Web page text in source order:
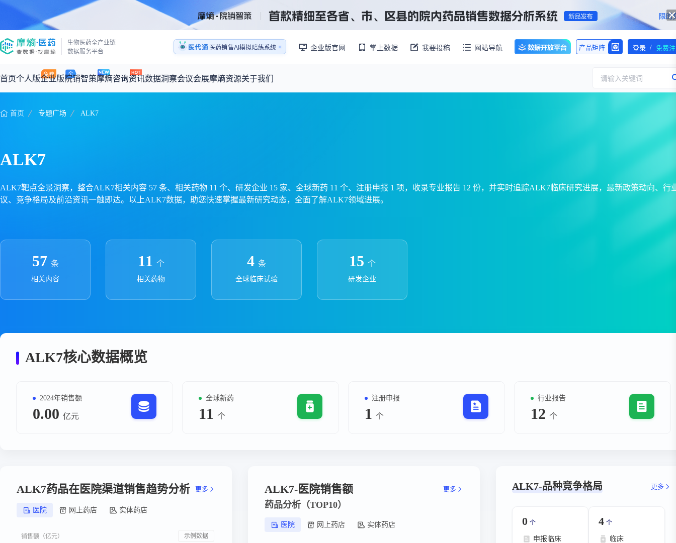
生物医药全产业链
数据服务平台
医代通
医药销售AI模拟陪练系统
1:1还原医生拜访场景
医药销售AI模拟陪练系统
企业版官网 掌上数据 我要投稿 网站导航 产品矩阵 登录 / 免费
首页个人版企业版院销智策摩熵咨询
咨询服务
产品立项评估及管线规划
投资决策与交易估值
“十五五”战略规划 最新 从实验室到10亿爆款：创新药商业化的选择、组织与执行
资讯
摩熵原创
深度分析
投融资
注册审批
时讯
科普
研发注册政策
交易并购
人事变动
专家观点
数据洞察
数据中心
基于市场数据，为您提供全面的市场趋势分析与决策支持
政策法规
上市医药企业年报
药品生产企业
临床进展
会议会展摩熵资源关于我们 请输入关键词
首页 专题广场 ALK7
ALK7
ALK7靶点全景洞察，整合ALK7相关内容 57 条、相关药物 11 个、研发企业 15 家、全球新药 11 个、注册申报 1 项，收录专业报告 12 份，并实时追踪ALK7临床研究进展，最新政策动向、行
议、竞争格局及前沿资讯一触即达。以上ALK7数据，助您快速掌握最新研究动态，全面了解ALK7领域进展。
57 条
相关内容
11 个
相关药物
4 条
全球临床试验
15 个
研发企业
ALK7核心数据概览
2024年销售额
0.00 亿元
全球新药
11 个
注册申报
1 个
行业报告
12 个
ALK7药品在医院渠道销售趋势分析 更多
医院 网上药店 实体药店
示例数据
ALK7-医院销售额 更多
药品分析（TOP10）
医院 网上药店 实体药店
ALK7-品种竞争格局 更多
0 个
申报临床
4 个
临床